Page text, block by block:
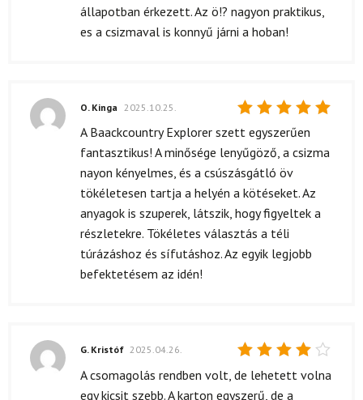
állapotban érkezett. Az ö!? nagyon praktikus,
es a csizmaval is konnyű járni a hoban!
Értékelés:
/ 5
O. Kinga 2025.10.25.
A Baackcountry Explorer szett egyszerűen
fantasztikus! A minősége lenyűgöző, a csizma
nayon kényelmes, és a csúszásgátló öv
tökéletesen tartja a helyén a kötéseket. Az
anyagok is szuperek, látszik, hogy figyeltek a
részletekre. Tökéletes választás a téli
túrázáshoz és sífutáshoz. Az egyik legjobb
befektetésem az idén!
Értékelés:
G. Kristóf 2025.04.26.
A csomagolás rendben volt, de lehetett volna
egy kicsit szebb. A karton egyszerű, de a